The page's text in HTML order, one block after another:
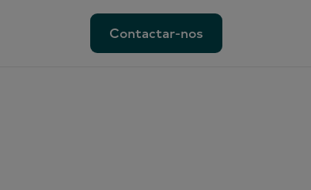
Contactar-nos
Contactar-nos